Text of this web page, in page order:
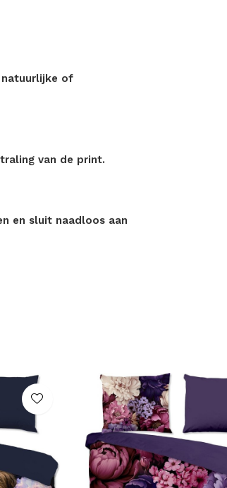
natuurlijke of
van de print.
en sluit naadloos aan